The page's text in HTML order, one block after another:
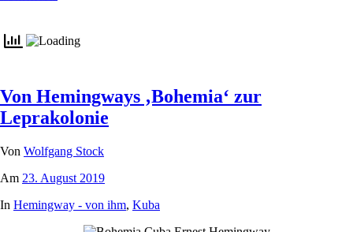
Von Hemingways ‚Bohemia‘ zur
Leprakolonie
Von Wolfgang Stock
Am 23. August 2019
In Hemingway - von ihm, Kuba